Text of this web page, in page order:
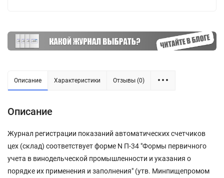
Описание Характеристики Отзывы (0)
Описание
Журнал регистрации показаний автоматических счетчиков
цех (склад) соответствует форме N П-34 "Формы первичного
учета в винодельческой промышленности и указания о
порядке их применения и заполнения" (утв. Минпищепромом